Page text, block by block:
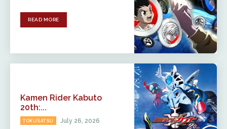
READ MORE
Kamen Rider Kabuto
20th:...
TOKUSATSU July 26, 2026